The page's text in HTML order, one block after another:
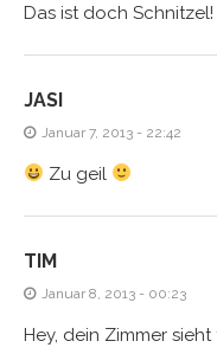
Das ist doch Schnitzel!
JASI
Januar 7, 2013 - 22:42
Zu geil
TIM
Januar 8, 2013 - 00:23
Hey, dein Zimmer